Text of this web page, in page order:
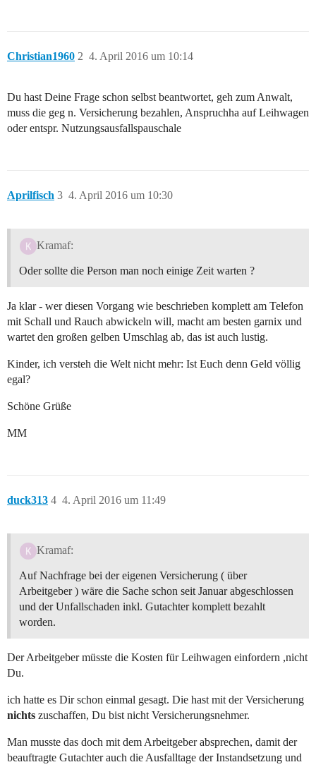
Christian1960 4. April 2016 um 10:14
2
Du hast Deine Frage schon selbst beantwortet, geh zum Anwalt,
muss die geg n. Versicherung bezahlen, Anspruchha auf Leihwagen
oder entspr. Nutzungsausfallspauschale
Aprilfisch 4. April 2016 um 10:30
3
Kramaf:
Oder sollte die Person man noch einige Zeit warten ?
Ja klar - wer diesen Vorgang wie beschrieben komplett am Telefon
mit Schall und Rauch abwickeln will, macht am besten garnix und
wartet den großen gelben Umschlag ab, das ist auch lustig.
Kinder, ich versteh die Welt nicht mehr: Ist Euch denn Geld völlig
egal?
Schöne Grüße
MM
duck313 4. April 2016 um 11:49
4
Kramaf:
Auf Nachfrage bei der eigenen Versicherung ( über
Arbeitgeber ) wäre die Sache schon seit Januar abgeschlossen
und der Unfallschaden inkl. Gutachter komplett bezahlt
worden.
Der Arbeitgeber müsste die Kosten für Leihwagen einfordern ,nicht
Du.
ich hatte es Dir schon einmal gesagt. Die hast mit der Versicherung
nichts zuschaffen, Du bist nicht Versicherungsnehmer.
Man musste das doch mit dem Arbeitgeber absprechen, damit der
beauftragte Gutachter auch die Ausfalltage der Instandsetzung und